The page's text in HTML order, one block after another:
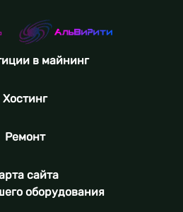
в майнинг
Хостинг
Ремонт
сайта
оборудования